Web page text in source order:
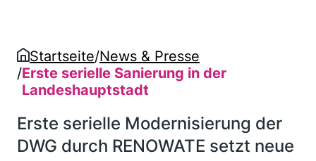
Startseite/News & Presse
/Erste serielle Sanierung in der
Landeshauptstadt
Erste serielle Modernisierung der
DWG durch RENOWATE setzt neue